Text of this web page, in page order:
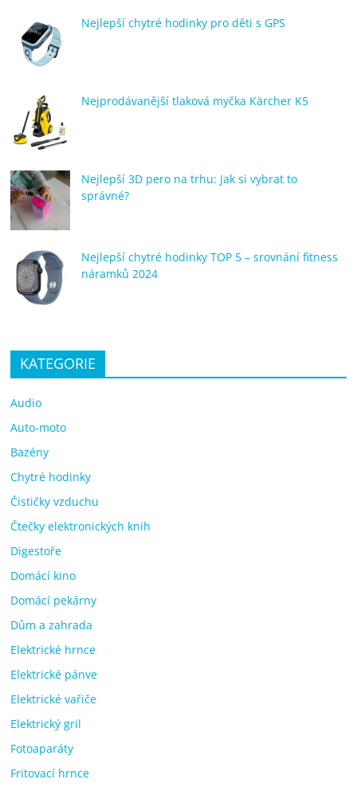
Nejlepší chytré hodinky pro děti s GPS
Nejprodávanější tlaková myčka Kärcher K5
Nejlepší 3D pero na trhu: Jak si vybrat to
správné?
Nejlepší chytré hodinky TOP 5 – srovnání fitness
náramků 2024
KATEGORIE
Audio
Auto-moto
Bazény
Chytré hodinky
Čističky vzduchu
Čtečky elektronických knih
Digestoře
Domácí kino
Domácí pekárny
Dům a zahrada
Elektrické hrnce
Elektrické pánve
Elektrické vařiče
Elektrický gril
Fotoaparáty
Fritovací hrnce